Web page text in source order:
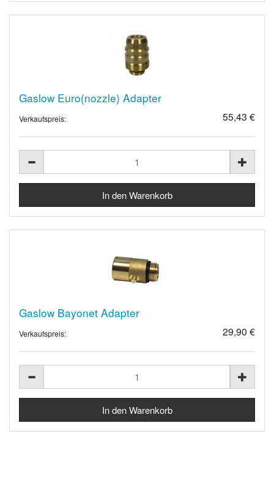
Gaslow Euro(nozzle) Adapter
Verkaufspreis: 55,43 €
Gaslow Bayonet Adapter
Verkaufspreis: 29,90 €